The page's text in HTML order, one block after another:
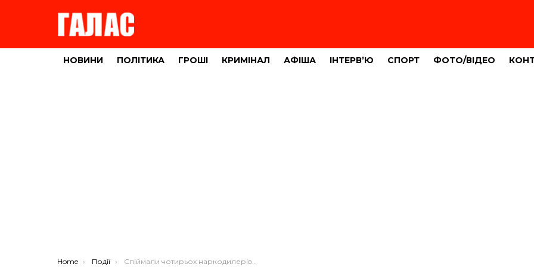
НОВИНИ ПОЛІТИКА ГРОШІ КРИМІНАЛ АФІША ІНТЕРВ’Ю СПОРТ ФОТО/ВІДЕО
You are here:
Home Події Спіймали чотирьох наркодилерів, які малювали по Тернополю “Telegram – сладості” (ВІДЕО)